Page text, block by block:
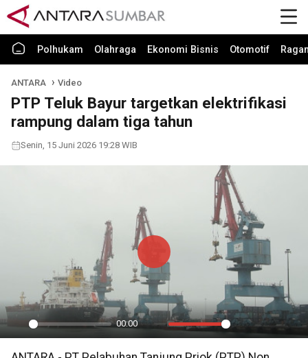
Polhukam Olahraga Ekonomi Bisnis Otomotif
ANTARA Video
PTP Teluk Bayur targetkan elektrifikasi
rampung dalam tiga tahun
Senin, 15 Juni 2026 19:28 WIB
Play
00:00
Mute Settings
PIP
Play